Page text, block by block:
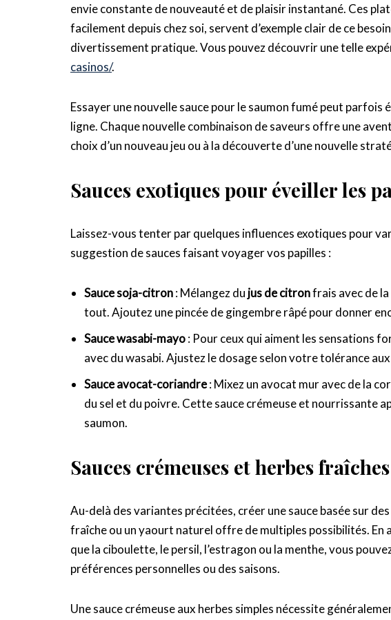
envie constante de nouveauté et de plaisir instantané. Ces
facilement depuis chez soi, servent d’exemple clair de ce
divertissement pratique. Vous pouvez découvrir une telle
casinos/.
Essayer une nouvelle sauce pour le saumon fumé peut parfois
ligne. Chaque nouvelle combinaison de saveurs offre une
choix d’un nouveau jeu ou à la découverte d’une nouvelle
Sauces exotiques pour éveiller les
Laissez-vous tenter par quelques influences exotiques pour
suggestion de sauces faisant voyager vos papilles :
Sauce soja-citron: Mélangez du jus de citronfrais avec de
tout. Ajoutez une pincée de gingembre râpé pour donner
Sauce wasabi-mayo: Pour ceux qui aiment les sensations
avec du wasabi. Ajustez le dosage selon votre tolérance
Sauce avocat-coriandre: Mixez un avocat mur avec de la
du sel et du poivre. Cette sauce crémeuse et nourrissante
saumon.
Sauces crémeuses et herbes
Au-delà des variantes précitées, créer une sauce basée sur
fraîche ou un yaourt naturel offre de multiples possibilités.
que la ciboulette, le persil, l’estragon ou la menthe, vous
préférences personnelles ou des saisons.
Une sauce crémeuse aux herbes simples nécessite